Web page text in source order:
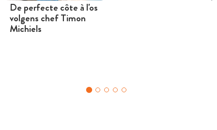
De perfecte côte à l'os
volgens chef Timon
Michiels